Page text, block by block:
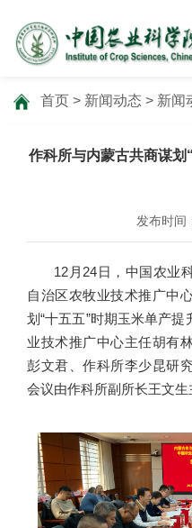
首页 > 新闻动态 > 新闻
作科所与内蒙古共商谋划
发布时间
12月24日，中国农业
自治区农牧业技术推广中
划“十五五”时期玉米单产
业技术推广中心主任胡有
彭文君、作科所李少昆研
会议由作科所副所长王文生